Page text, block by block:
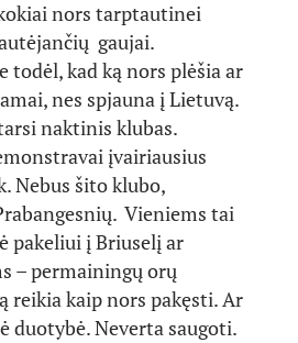
nors tarptautinei
gaujai.
todėl, kad ką nors plėšia ar
nes spjauna į Lietuvą.
naktinis klubas.
įvairiausius
Nebus šito klubo,
Vieniems tai
pakeliui į Briuselį ar
– permainingų orų
reikia kaip nors pakęsti. Ar
duotybė. Neverta saugoti.